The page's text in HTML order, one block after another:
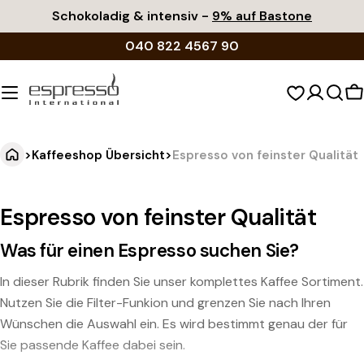
Inhalt
Schokoladig & intensiv - 9% auf Bastone
040 822 4567 90
>Kaffeeshop Übersicht>Espresso von feinster Qualität
Espresso von feinster Qualität
Was für einen Espresso suchen Sie?
In dieser Rubrik finden Sie unser komplettes Kaffee Sortiment.
Nutzen Sie die Filter-Funkion und grenzen Sie nach Ihren
Wünschen die Auswahl ein. Es wird bestimmt genau der für
Sie passende Kaffee dabei sein.